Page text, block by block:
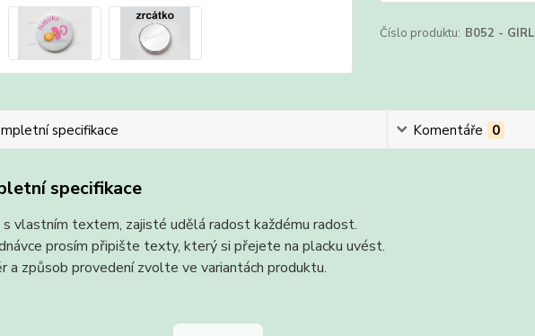
Číslo produktu: B052 - GIRL
specifikace Komentáře 0
specifikace
s vlastním textem, zajisté udělá radost každému radost.
prosím připište texty, který si přejete na placku uvést.
a způsob provedení zvolte ve variantách produktu.